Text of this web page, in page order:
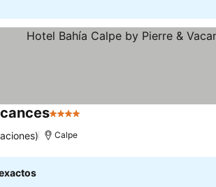
4 Estrellas
Calpe